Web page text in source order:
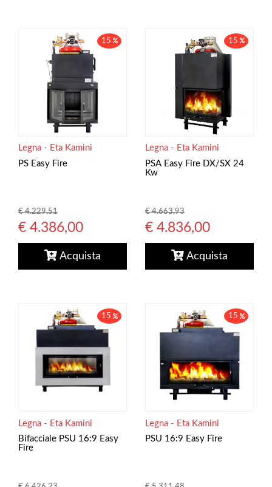
15
PS Easy Fire
Legna - Eta Kamini
€ 4.229,51
€ 4.386,00
Acquista
15
PSA Easy Fire DX/SX 24
Kw
Legna - Eta Kamini
€ 4.663,93
€ 4.836,00
Acquista
15
Bifacciale PSU 16:9 Easy
Fire
Legna - Eta Kamini
15
PSU 16:9 Easy Fire
Legna - Eta Kamini